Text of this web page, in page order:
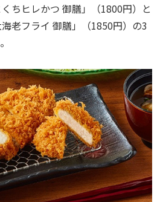
ちヒレかつ 御膳」（1800円）と
海老フライ 御膳」（1850円）の3